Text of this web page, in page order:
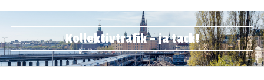
Kollektivtrafik – ja tack!